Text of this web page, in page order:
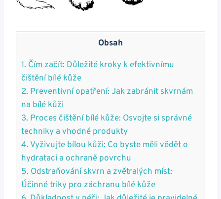
Obsah
1. Čím začít: Důležité kroky k efektivnímu
čištění bílé ⁤kůže
2. Preventivní opatření: Jak zabránit skvrnám
‍na bílé kůži
3. Proces čištění bílé kůže: Osvojte si správné
techniky a‍ vhodné ⁢produkty
4. Vyživujte⁣ bílou kůži: Co⁢ byste měli vědět o
hydrataci‌ a ochraně povrchu
5. Odstraňování skvrn a zvětralých míst:
Účinné triky⁢ pro záchranu bílé ⁤kůže